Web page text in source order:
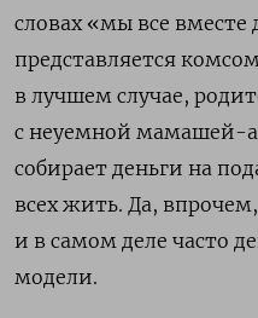
словах «мы все
представляется
в лучшем случае,
с неуемной мамашей-
собирает деньги на
всех жить. Да,
и в самом деле часто
модели.